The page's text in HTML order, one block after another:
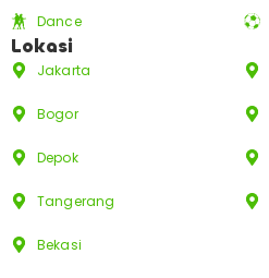
Dance
Lokasi
Jakarta
Bogor
Depok
Tangerang
Bekasi